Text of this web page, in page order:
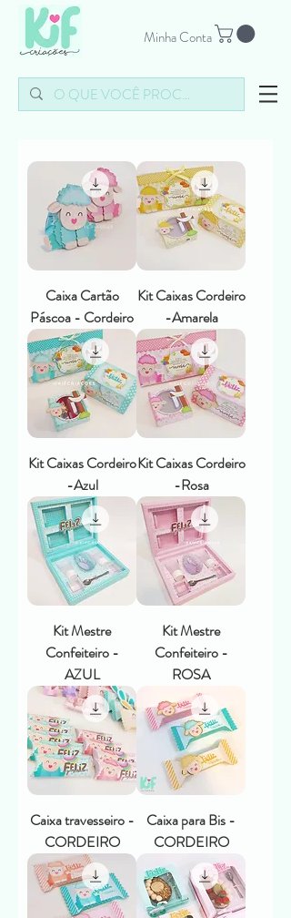
Minha Conta
Caixa Cartão
Páscoa - Cordeiro
Kit Caixas Cordeiro
-Amarela
Kit Caixas Cordeiro
-Azul
Kit Caixas Cordeiro
-Rosa
Kit Mestre
Confeiteiro -
AZUL
Kit Mestre
Confeiteiro -
ROSA
Caixa travesseiro -
CORDEIRO
Caixa para Bis -
CORDEIRO